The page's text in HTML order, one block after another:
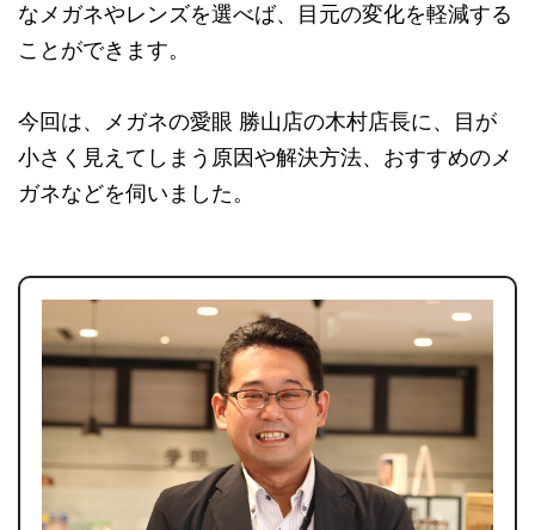
なメガネやレンズを選べば、目元の変化を軽減する
ことができます。
今回は、メガネの愛眼 勝山店の木村店長に、目が
小さく見えてしまう原因や解決方法、おすすめのメ
ガネなどを伺いました。